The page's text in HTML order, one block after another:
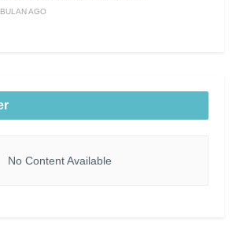
AGO
No Content Available